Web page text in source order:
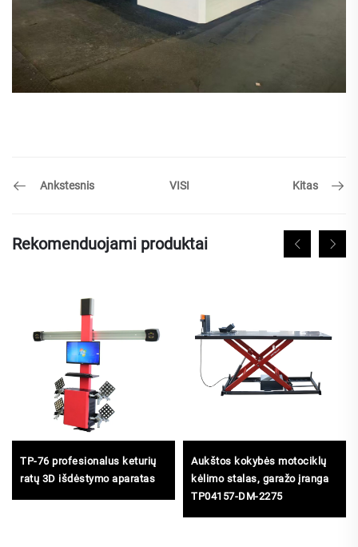
Ankstesnis VISI Kitas
Rekomenduojami produktai
TP-76 profesionalus keturių
ratų 3D išdėstymo aparatas
Aukštos kokybės motociklų
kėlimo stalas, garažo įranga
TP04157-DM-2275